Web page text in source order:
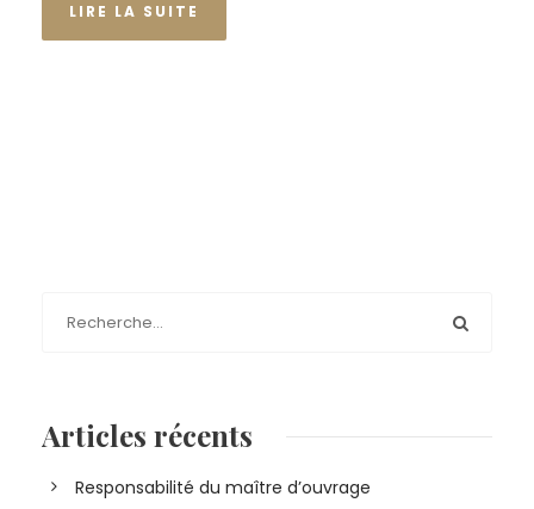
LIRE LA SUITE
Articles récents
Responsabilité du maître d’ouvrage